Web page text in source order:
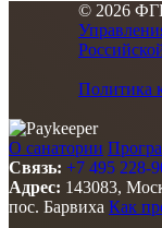
© 2026
Политика
О санатории
Связь: +7 495 228-
Адрес: 143083,
пос. Барвиха Как